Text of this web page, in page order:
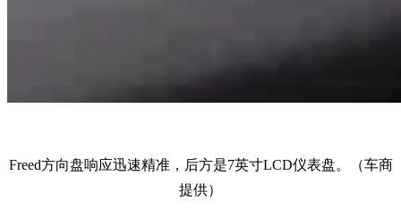
Freed方向盘响应迅速精准，后方是7英寸LCD仪表盘。（车商
提供）